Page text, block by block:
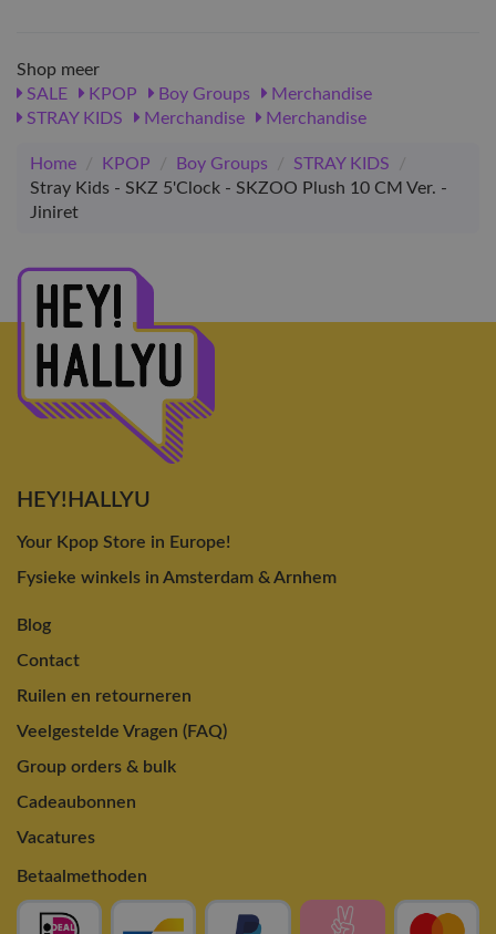
Shop meer
SALE
KPOP Boy Groups
Merchandise
STRAY KIDS
Merchandise Merchandise
Home / KPOP / Boy Groups / STRAY KIDS
/
Stray Kids - SKZ 5'Clock - SKZOO Plush 10 CM Ver. -
Jiniret
HEY!HALLYU
Your Kpop Store in Europe!
Fysieke winkels in Amsterdam & Arnhem
Blog
Contact
Ruilen en retourneren
Veelgestelde Vragen (FAQ)
Group orders & bulk
Cadeaubonnen
Vacatures
Betaalmethoden